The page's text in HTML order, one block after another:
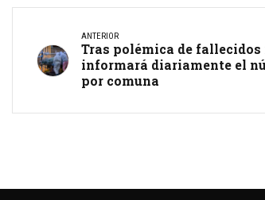
ANTERIOR
Tras polémica de
informará diariamente el
por comuna